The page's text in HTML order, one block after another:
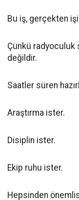
Bu iş, gerçekten
Çünkü radyoculuk
değildir.
Saatler süren
Araştırma ister.
Disiplin ister.
Ekip ruhu ister.
Hepsinden